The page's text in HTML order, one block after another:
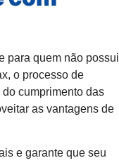
para quem não possui
, o processo de
cumprimento das
as vantagens de
e garante que seu